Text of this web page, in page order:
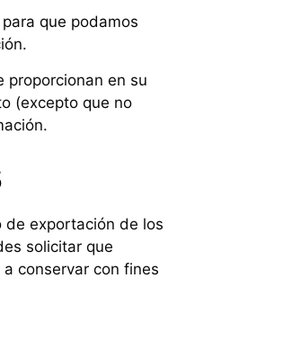
que podamos
proporcionan en su
(excepto que no
de exportación de los
solicitar que
conservar con fines